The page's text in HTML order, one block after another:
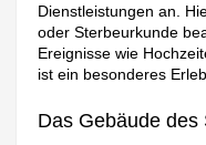
Dienstleistungen an.
oder Sterbeurkunde
Ereignisse wie
ist ein besonderes
Das Gebäude des